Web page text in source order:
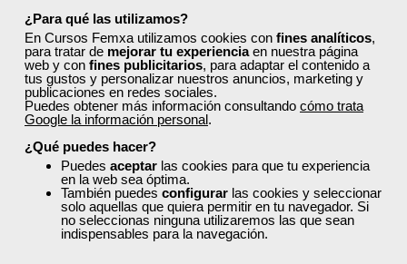
¿Para qué las utilizamos?
En Cursos Femxa utilizamos cookies con fines analíticos,
para tratar de mejorar tu experienciaen nuestra página
web y con fines publicitarios, para adaptar el contenido a
tus gustos y personalizar nuestros anuncios, marketing y
publicaciones en redes sociales.
Puedes obtener más información consultando cómo trata
Google la información personal.
¿Qué puedes hacer?
Puedes aceptar las cookies para que tu experiencia
en la web sea óptima.
También puedes configurar las cookies y seleccionar
solo aquellas que quiera permitir en tu navegador. Si
no seleccionas ninguna utilizaremos las que sean
indispensables para la navegación.
Requisitos De Acceso
Titulación
Formación 100% Subvencionada por:
Comentarios (0)